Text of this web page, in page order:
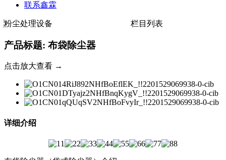
联系鑫霖
粉尘处理设备 栏目列表
产品标题: 布袋除尘器
点击放大查看 →
详细介绍